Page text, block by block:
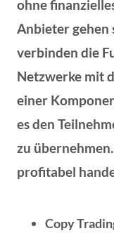
ohne
Anbieter gehen
verbinden die
Netzwerke mit
einer
es den
zu
profitabel
Copy